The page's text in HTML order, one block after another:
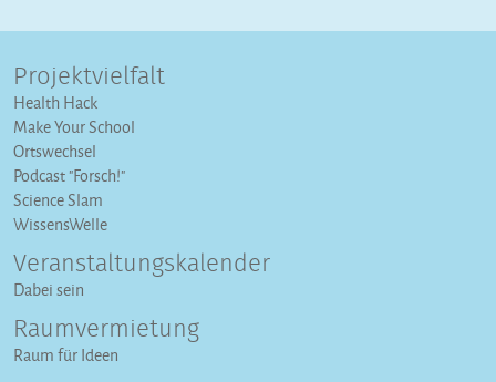
Projektvielfalt
Health Hack
Make Your School
Ortswechsel
Podcast "Forsch!"
Science Slam
WissensWelle
Veranstaltungs­kalender
Dabei sein
Raumvermietung
Raum für Ideen